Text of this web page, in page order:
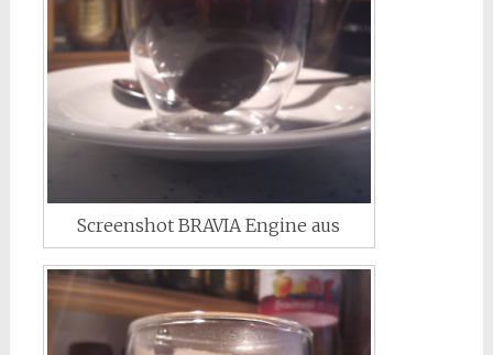
Screenshot BRAVIA Engine aus